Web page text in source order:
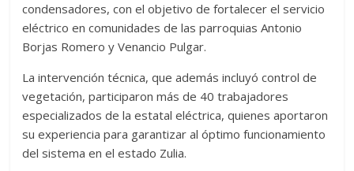
condensadores, con el objetivo de fortalecer el servicio
eléctrico en comunidades de las parroquias Antonio
Borjas Romero y Venancio Pulgar.
La intervención técnica, que además incluyó control de
vegetación, participaron más de 40 trabajadores
especializados de la estatal eléctrica, quienes aportaron
su experiencia para garantizar al óptimo funcionamiento
del sistema en el estado Zulia.